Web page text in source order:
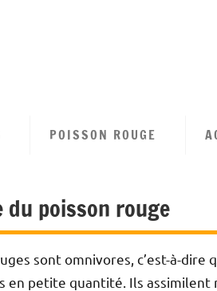
POISSON ROUGE
poisson rouge
sont omnivores, c’est-à-
en petite quantité. Ils